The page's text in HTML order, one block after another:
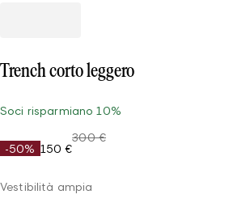
Trench corto leggero
Soci risparmiano 10%
-50% 150 €
300 €
Vestibilità ampia